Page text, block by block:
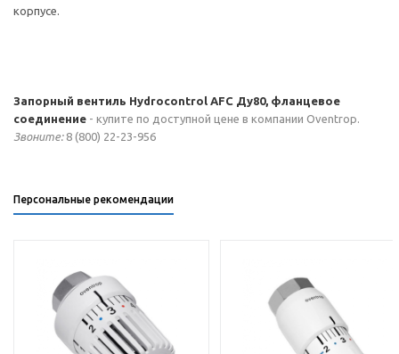
корпусе.
Запорный вентиль Hydrocontrol AFC Ду80, фланцевое
соединение - купите по доступной цене в компании Oventrop.
Звоните:8 (800) 22-23-956
Персональные рекомендации